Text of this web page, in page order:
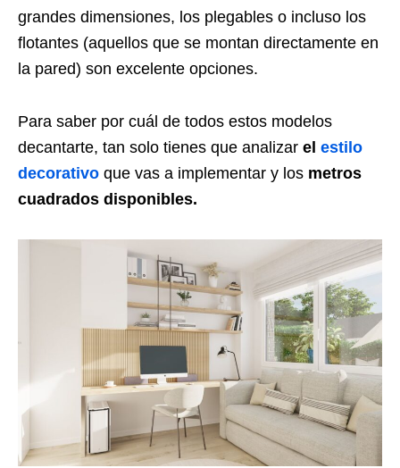
grandes dimensiones, los plegables o incluso los
flotantes (aquellos que se montan directamente en
la pared) son excelente opciones.
Para saber por cuál de todos estos modelos
decantarte, tan solo tienes que analizar el estilo
decorativo que vas a implementar y los metros
cuadrados disponibles.